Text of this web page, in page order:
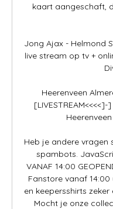
kaart aangeschaft,
Jong Ajax - Helmond
live stream op tv +
Heerenveen
Heb je andere vragen
spambots.
VANAF 14:00
Fanstore vanaf
en keepersshirts
Mocht je onze